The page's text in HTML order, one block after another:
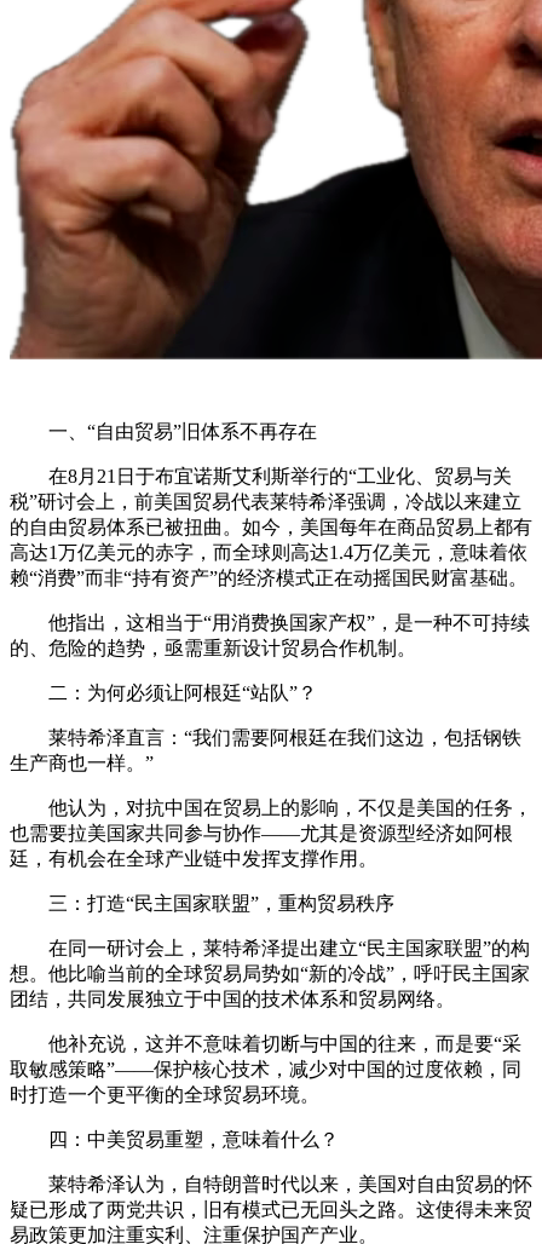
一、“自由贸易”旧体系不再存在
在8月21日于布宜诺斯艾利斯举行的“工业化、贸易与关
税”研讨会上，前美国贸易代表莱特希泽强调，冷战以来建立
的自由贸易体系已被扭曲。如今，美国每年在商品贸易上都有
高达1万亿美元的赤字，而全球则高达1.4万亿美元，意味着依
赖“消费”而非“持有资产”的经济模式正在动摇国民财富基础。
他指出，这相当于“用消费换国家产权”，是一种不可持续
的、危险的趋势，亟需重新设计贸易合作机制。
二：为何必须让阿根廷“站队”？
莱特希泽直言：“我们需要阿根廷在我们这边，包括钢铁
生产商也一样。”
他认为，对抗中国在贸易上的影响，不仅是美国的任务，
也需要拉美国家共同参与协作——尤其是资源型经济如阿根
廷，有机会在全球产业链中发挥支撑作用。
三：打造“民主国家联盟”，重构贸易秩序
在同一研讨会上，莱特希泽提出建立“民主国家联盟”的构
想。他比喻当前的全球贸易局势如“新的冷战”，呼吁民主国家
团结，共同发展独立于中国的技术体系和贸易网络。
他补充说，这并不意味着切断与中国的往来，而是要“采
取敏感策略”——保护核心技术，减少对中国的过度依赖，同
时打造一个更平衡的全球贸易环境。
四：中美贸易重塑，意味着什么？
莱特希泽认为，自特朗普时代以来，美国对自由贸易的怀
疑已形成了两党共识，旧有模式已无回头之路。这使得未来贸
易政策更加注重实利、注重保护国产产业。